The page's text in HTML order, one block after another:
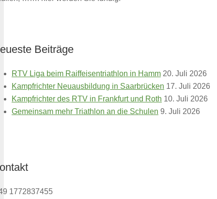
Beiträge
RTV Liga beim Raiffeisentriathlon in Hamm 20. Juli 2026
Kampfrichter Neuausbildung in Saarbrücken 17. Juli 2026
Kampfrichter des RTV in Frankfurt und Roth 10. Juli 2026
Gemeinsam mehr Triathlon an die Schulen 9. Juli 2026
1772837455